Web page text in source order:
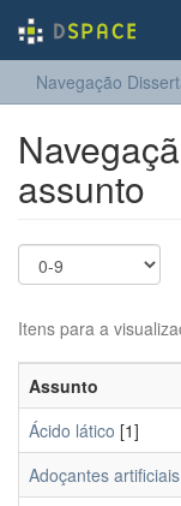
Navegação
assunto
Itens para a
Assunto
Ácido lático [1]
Adoçantes artificiais